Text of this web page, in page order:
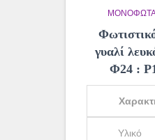
γυαλί
Φ24 :
Υλικό